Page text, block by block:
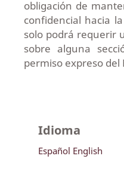
obligación de
confidencial hacia
solo podrá requerir
sobre alguna
permiso expreso del
Idioma
Español English